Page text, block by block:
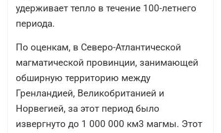
удерживает тепло в течение 100-летнего
периода.
По оценкам, в Северо-Атлантической
магматической провинции, занимающей
обширную территорию между
Гренландией, Великобританией и
Норвегией, за этот период было
извергнуто до 1 000 000 км3 магмы. Этот